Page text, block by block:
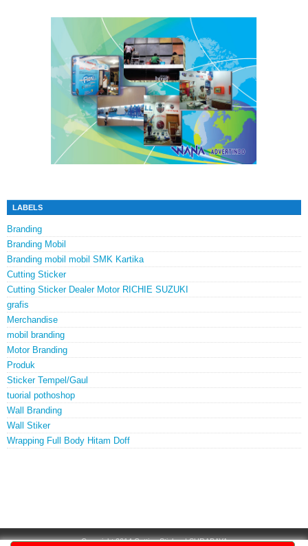
LABELS
Branding
Branding Mobil
Branding mobil mobil SMK Kartika
Cutting Sticker
Cutting Sticker Dealer Motor RICHIE SUZUKI
grafis
Merchandise
mobil branding
Motor Branding
Produk
Sticker Tempel/Gaul
tuorial pothoshop
Wall Branding
Wall Stiker
Wrapping Full Body Hitam Doff
Copyright 2014Cutting Sticker | SURABAYA